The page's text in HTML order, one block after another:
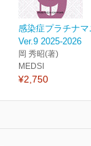
感染症プラチナ
Ver.9 2025-2026
岡 秀昭(著)
MEDSI
¥2,750